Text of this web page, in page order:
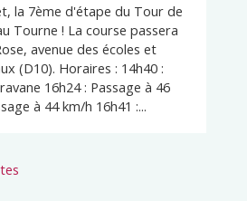
la 7ème d'étape du Tour de
Tourne ! La course passera
avenue des écoles et
(D10). Horaires : 14h40 :
16h24 : Passage à 46
à 44 km/h 16h41 :...